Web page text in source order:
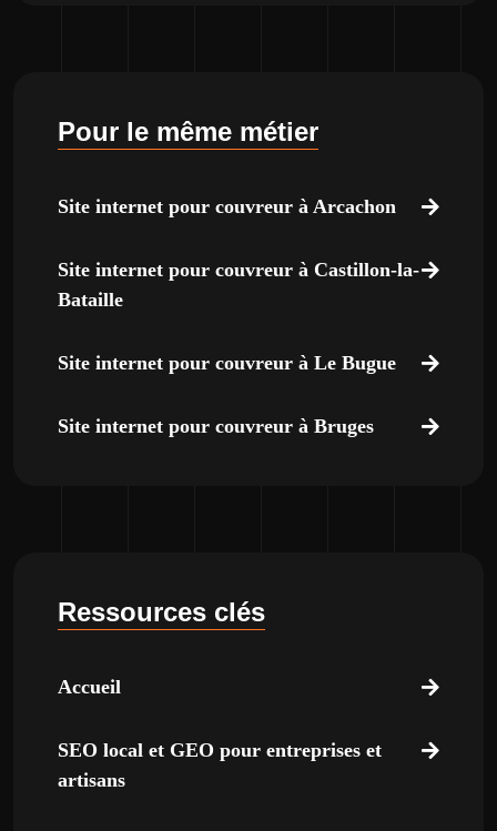
Pour le même métier
Site internet pour couvreur à Arcachon
Site internet pour couvreur à Castillon-la-
Bataille
Site internet pour couvreur à Le Bugue
Site internet pour couvreur à Bruges
Ressources clés
Accueil
SEO local et GEO pour entreprises et
artisans